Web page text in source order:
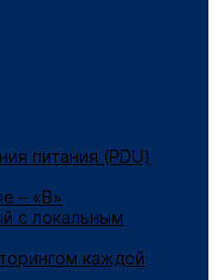
питания (PDU)
– «В»
с локальным
каждой